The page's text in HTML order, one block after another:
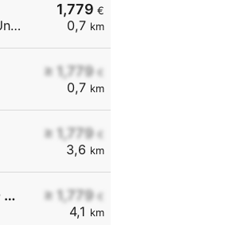
1,779 €
0,7 km
Ödenburger Straße, Einreise aus Ungarn
≥ 1,779 €
0,7 km
≥ 1,779 €
3,6 km
≥ 1,779 €
4,1 km
GENOL-Lagerhaustankstelle - Baumgarten